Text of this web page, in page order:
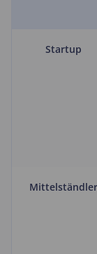
Startup
Mittelständler